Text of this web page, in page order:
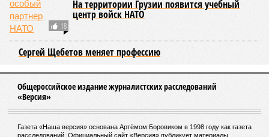
потенциально самых смертоносных стихийных бедствий,
угрожающих человечеству непосредственно сейчас, в XXI
веке.
«Золото» получили землетрясения. К наиболее
Японию и западное побережье Северной и Южной Америки.
Турция, Иран, Индия и Непал также расположены на очень
активных линиях разломов тектонических плит. Не
исключение и центральная часть США – причина в Нью-